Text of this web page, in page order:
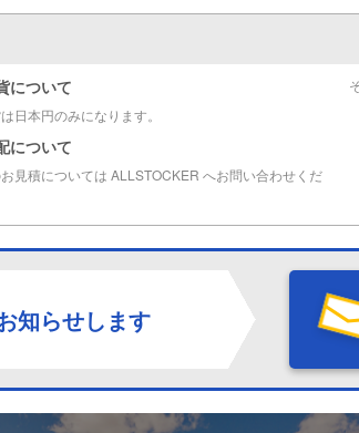
について
日本円のみになります。
について
見積については ALLSTOCKER へお問い合わせくだ
知らせします